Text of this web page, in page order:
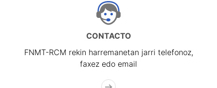
CONTACTO
FNMT-RCM rekin harremanetan jarri telefonoz,
faxez edo email